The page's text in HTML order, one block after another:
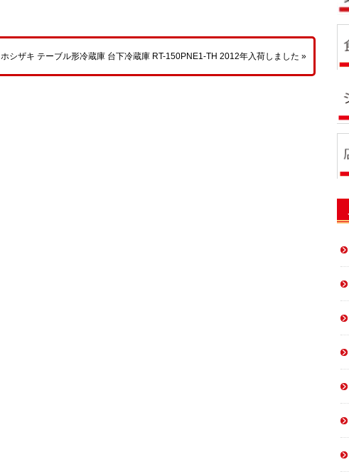
ホシザキ テーブル形冷蔵庫 台下冷蔵庫 RT-150PNE1-TH 2012年入荷しました »